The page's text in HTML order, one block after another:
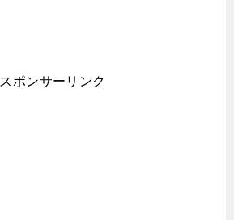
スポンサーリンク